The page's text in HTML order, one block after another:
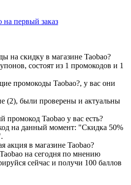
на первый заказ
на скидку в магазине Taobao?
состоят из 1 промокодов и 1
промокоды Taobao?, у вас они
(2), были проверены и актуальны
Taobao у вас есть?
на данный момент: "Скидка 50%
акция в магазине Taobao?
на сегодня по мнению
сейчас и получи 100 баллов